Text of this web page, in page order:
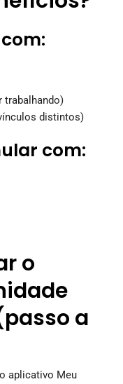
trabalhando)
distintos)
com:
o
a
aplicativo Meu